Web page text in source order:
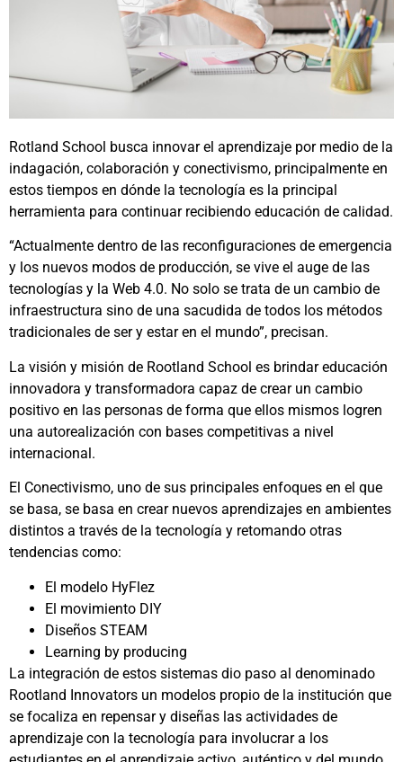
Rotland School busca innovar el aprendizaje por medio de la
indagación, colaboración y conectivismo, principalmente en
estos tiempos en dónde la tecnología es la principal
herramienta para continuar recibiendo educación de calidad.
“Actualmente dentro de las reconfiguraciones de emergencia
y los nuevos modos de producción, se vive el auge de las
tecnologías y la Web 4.0. No solo se trata de un cambio de
infraestructura sino de una sacudida de todos los métodos
tradicionales de ser y estar en el mundo”, precisan.
La visión y misión de Rootland School es brindar educación
innovadora y transformadora capaz de crear un cambio
positivo en las personas de forma que ellos mismos logren
una autorealización con bases competitivas a nivel
internacional.
El Conectivismo, uno de sus principales enfoques en el que
se basa, se basa en crear nuevos aprendizajes en ambientes
distintos a través de la tecnología y retomando otras
tendencias como:
El modelo HyFlez
El movimiento DIY
Diseños STEAM
Learning by producing
La integración de estos sistemas dio paso al denominado
Rootland Innovators un modelos propio de la institución que
se focaliza en repensar y diseñas las actividades de
aprendizaje con la tecnología para involucrar a los